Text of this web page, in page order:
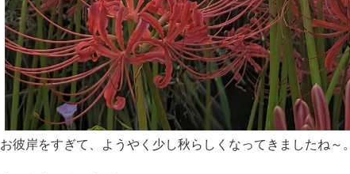
お彼岸をすぎて、ようやく少し秋らしくなってきましたね～。